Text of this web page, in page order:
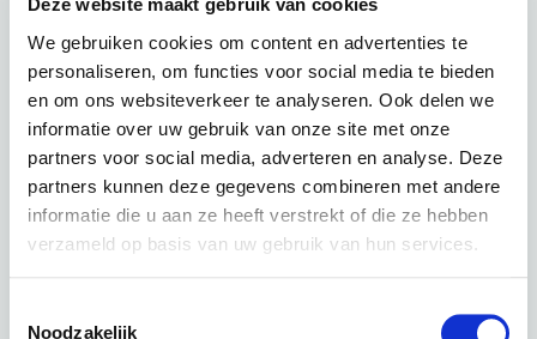
Deze website maakt gebruik van cookies
We gebruiken cookies om content en advertenties te
personaliseren, om functies voor social media te bieden
en om ons websiteverkeer te analyseren. Ook delen we
informatie over uw gebruik van onze site met onze
partners voor social media, adverteren en analyse. Deze
partners kunnen deze gegevens combineren met andere
informatie die u aan ze heeft verstrekt of die ze hebben
verzameld op basis van uw gebruik van hun services.
Noodzakelijk
Lening op afbetaling bij Lease-mijn-fiets.be
€65,79 p.m.